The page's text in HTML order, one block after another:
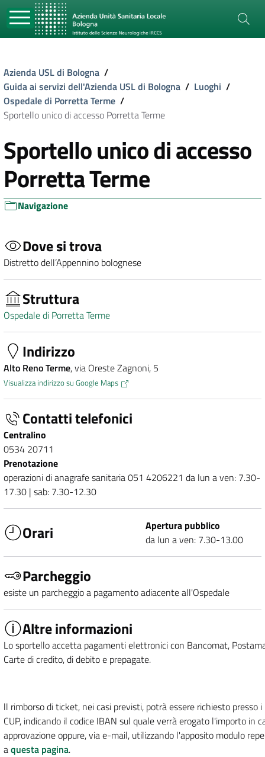
Azienda USL di Bologna /
Guida ai servizi dell'Azienda USL di Bologna / Luoghi /
Ospedale di Porretta Terme /
Sportello unico di accesso Porretta Terme
Sportello unico di accesso
Porretta Terme
Navigazione
Dove si trova
Distretto dell’Appennino bolognese
Struttura
Ospedale di Porretta Terme
Indirizzo
Alto Reno Terme, via Oreste Zagnoni, 5
Visualizza indirizzo su Google Maps
Contatti telefonici
Centralino
0534 20711
Prenotazione
operazioni di anagrafe sanitaria 051 4206221 da lun a ven: 7.30-
17.30 | sab: 7.30-12.30
Orari
Apertura pubblico
da lun a ven: 7.30-13.00
Parcheggio
esiste un parcheggio a pagamento adiacente all'Ospedale
Altre informazioni
Lo sportello accetta pagamenti elettronici con Bancomat,
Carte di credito, di debito e prepagate.
ll rimborso di ticket, nei casi previsti, potrà essere richiesto presso
CUP, indicando il codice IBAN sul quale verrà erogato l'importo in
approvazione oppure, via e-mail, utilizzando l'apposito modulo
aquesta pagina.